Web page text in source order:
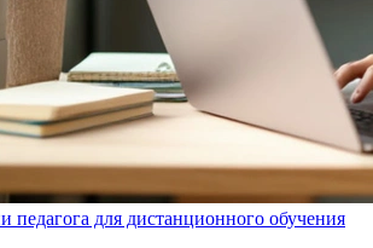
педагога для дистанционного обучения